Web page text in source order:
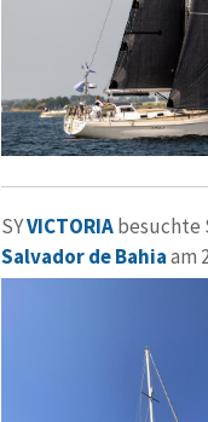
SYVICTORIAbesuchte
Salvador de Bahiaam